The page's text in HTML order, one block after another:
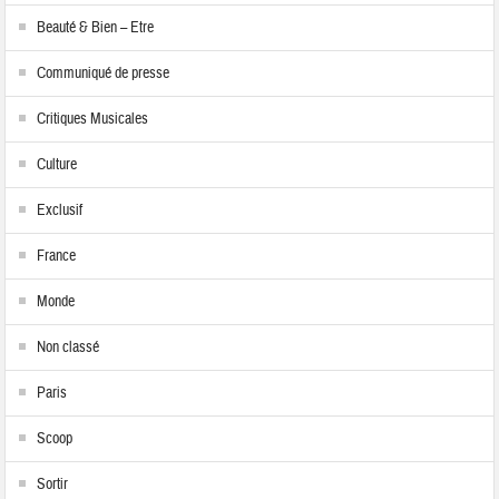
Beauté & Bien – Etre
Communiqué de presse
Critiques Musicales
Culture
Exclusif
France
Monde
Non classé
Paris
Scoop
Sortir